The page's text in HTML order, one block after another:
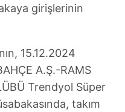
Kanunu uyarınca
okumak ve sitemizde
girişlerinin
15.12.2024
A.Ş.-RAMS
Trendyol Süper
takım